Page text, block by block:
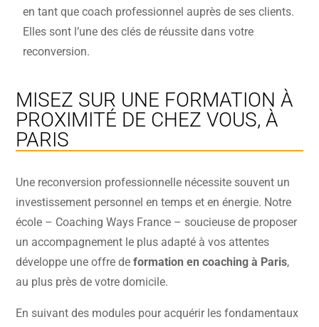
en tant que coach professionnel auprès de ses clients.
Elles sont l’une des clés de réussite dans votre
reconversion.
MISEZ SUR UNE FORMATION À
PROXIMITÉ DE CHEZ VOUS, À
PARIS
Une reconversion professionnelle nécessite souvent un
investissement personnel en temps et en énergie. Notre
école – Coaching Ways France – soucieuse de proposer
un accompagnement le plus adapté à vos attentes
développe une offre deformation en coaching à Paris,
au plus près de votre domicile.
En suivant des modules pour acquérir les fondamentaux